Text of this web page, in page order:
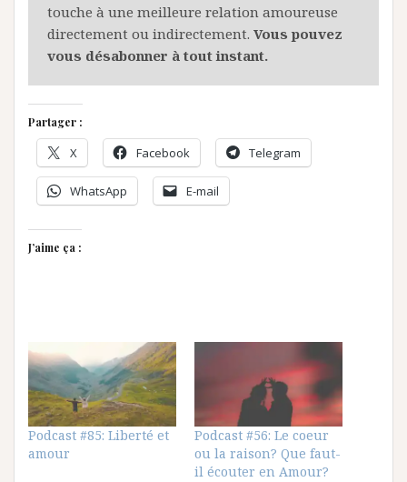
touche à une meilleure relation amoureuse
directement ou indirectement. Vous pouvez
vous désabonner à tout instant.
Partager :
X Facebook Telegram
WhatsApp E-mail
J’aime ça :
Podcast #85: Liberté et
amour
Podcast #56: Le coeur
ou la raison? Que faut-
il écouter en Amour?